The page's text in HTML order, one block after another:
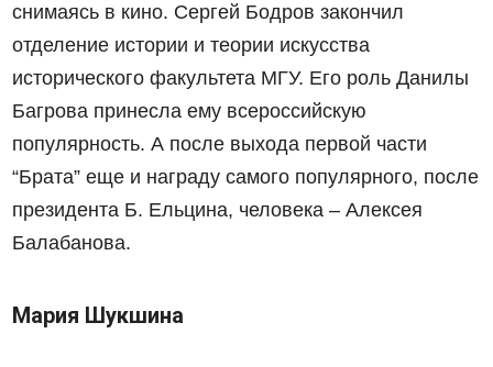
снимаясь в кино. Сергей Бодров закончил
отделение истории и теории искусства
исторического факультета МГУ. Его роль Данилы
Багрова принесла ему всероссийскую
популярность. А после выхода первой части
“Брата” еще и награду самого популярного, после
президента Б. Ельцина, человека – Алексея
Балабанова.
Мария Шукшина